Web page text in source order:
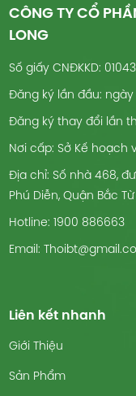
CÔNG TY CỔ
LONG
Số giấy CNĐKKD:
Đăng ký lần đầu: ngày
Đăng ký thay đổi lần
Nơi cấp: Sở Kế hoạch
Địa chỉ: Số nhà 468,
Phú Diễn, Quận Bắc
Hotline: 1900 886663
Email:
Liên kết nhanh
Giới Thiệu
Sản Phẩm